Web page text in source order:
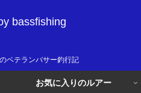
bassfishing
ベテランバサー釣行記
お気に入りのルアー